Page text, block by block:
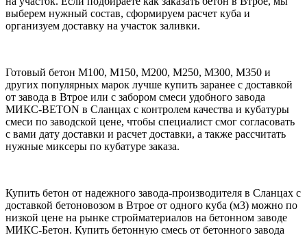
выберем нужный состав, сформируем расчет куба и
организуем доставку на участок заливки.
Готовый бетон М100, М150, М200, М250, М300, М350 и
других популярных марок лучше купить заранее с доставкой
от завода в Втрое или с забором смеси удобного завода
МИКС-BETON в Сланцах с контролем качества и кубатуры
смеси по заводской цене, чтобы специалист смог согласовать
с вами дату доставки и расчет доставки, а также рассчитать
нужные миксеры по кубатуре заказа.
Купить бетон от надежного завода-производителя в Сланцах с
доставкой бетоновозом в Втрое от одного куба (м3) можно по
низкой цене на рынке стройматериалов на бетонном заводе
МИКС-Бетон. Купить бетонную смесь от бетонного завода